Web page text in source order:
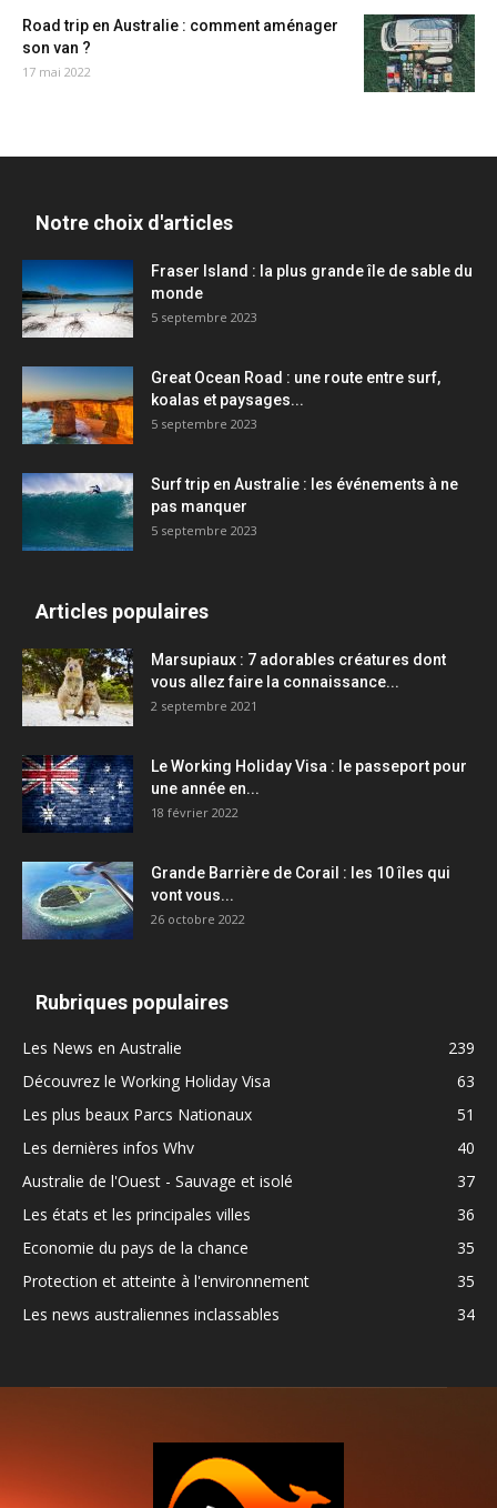
Road trip en Australie : comment aménager
son van ?
17 mai 2022
Notre choix d'articles
Fraser Island : la plus grande île de sable du
monde
5 septembre 2023
Great Ocean Road : une route entre surf,
koalas et paysages...
5 septembre 2023
Surf trip en Australie : les événements à ne
pas manquer
5 septembre 2023
Articles populaires
Marsupiaux : 7 adorables créatures dont
vous allez faire la connaissance...
2 septembre 2021
Le Working Holiday Visa : le passeport pour
une année en...
18 février 2022
Grande Barrière de Corail : les 10 îles qui
vont vous...
26 octobre 2022
Rubriques populaires
Les News en Australie
239
Découvrez le Working Holiday Visa
63
Les plus beaux Parcs Nationaux
51
Les dernières infos Whv
40
Australie de l'Ouest - Sauvage et isolé
37
Les états et les principales villes
36
Economie du pays de la chance
35
Protection et atteinte à l'environnement
35
Les news australiennes inclassables
34